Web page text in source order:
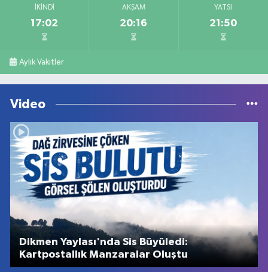
İKINDI
17:02
AKŞAM
20:16
YATSI
21:50
Aylık Vakitler
Video
Dikmen Yaylası'nda Sis Büyüledi:
Kartpostallık Manzaralar Oluştu